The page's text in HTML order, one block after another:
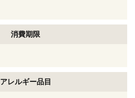
消費期限
アレルギー品目